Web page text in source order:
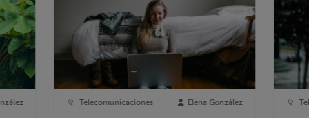
Telecomunicaciones Elena González